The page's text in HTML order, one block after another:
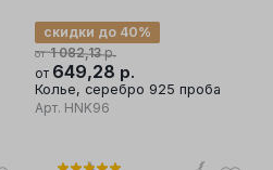
от 1 082,13р.
скидки до 40%
от 649,28 р.
Колье, серебро 925 проба
Арт. HNK96